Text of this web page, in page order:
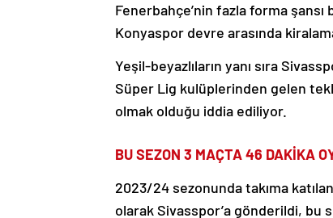
Fenerbahçe’nin fazla forma
Konyaspor devre arasında
Yeşil-beyazlıların yanı sıra
Süper Lig kulüplerinden gelen
olmak olduğu iddia ediliyor.
BU SEZON 3 MAÇTA 46 DAKİKA
2023/24 sezonunda takıma
olarak Sivasspor’a gönderildi, bu